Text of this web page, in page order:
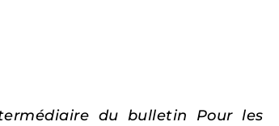
du bulletin Pour les